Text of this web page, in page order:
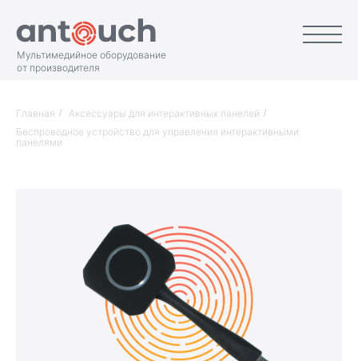
Мультимедийное оборудование
от производителя
Главная / Аксессуары для интерактивных панелей /
Беспроводное устройство для управления интерактивными
панелями